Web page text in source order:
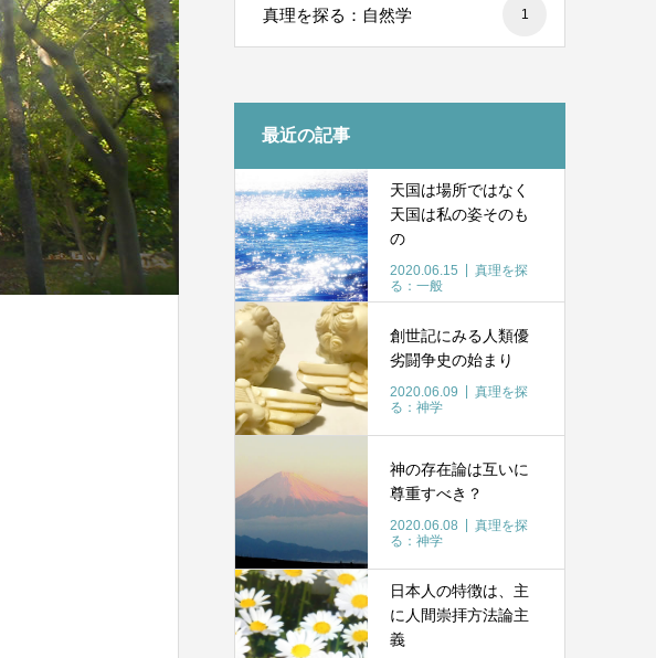
真理を探る：自然学 1
最近の記事
天国は場所ではなく
天国は私の姿そのも
の
2020.06.15
真理を探
る：一般
創世記にみる人類優
劣闘争史の始まり
2020.06.09
真理を探
る：神学
神の存在論は互いに
尊重すべき？
2020.06.08
真理を探
る：神学
日本人の特徴は、主
に人間崇拝方法論主
義